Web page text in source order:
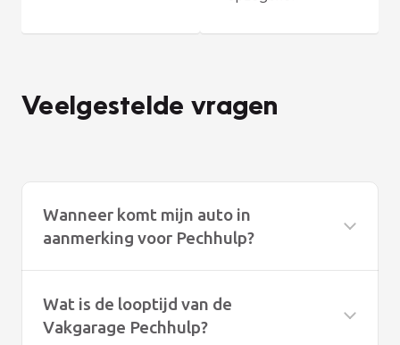
Veelgestelde vragen
Wanneer komt mijn auto in
aanmerking voor Pechhulp?
Wat is de looptijd van de
Vakgarage Pechhulp?